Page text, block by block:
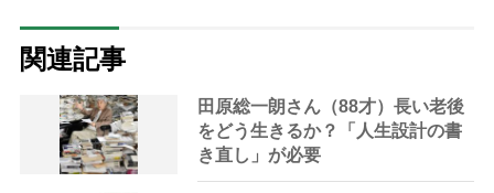
関連記事
田原総一朗さん（88才）長い老後
をどう生きるか？「人生設計の書
き直し」が必要